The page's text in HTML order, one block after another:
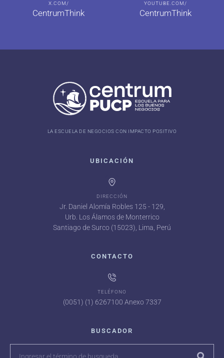
X.COM/
CentrumThink
YOUTUBE.COM/
CentrumThink
LA ESCUELA DE NEGOCIOS CON IMPACTO POSITIVO
UBICACIÓN
DIRECCIÓN
Jr. Daniel Alomía Robles 125 - 129,
Urb. Los Álamos de Monterrico
Santiago de Surco (15023), Lima, Perú
CONTACTO
TELÉFONO
(0051) (1) 6267100 Anexo 7337
BUSCADOR